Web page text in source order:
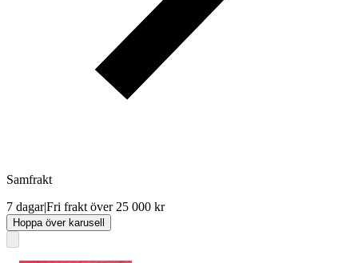
Samfrakt
7 dagar|Fri frakt över 25 000 kr
Hoppa över karusell